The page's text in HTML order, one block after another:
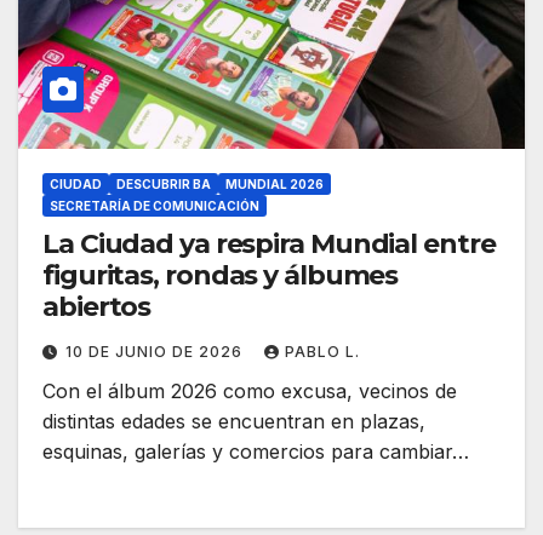
CIUDAD DESCUBRIR BA
MUNDIAL 2026
SECRETARÍA DE COMUNICACIÓN
La Ciudad ya respira Mundial entre
figuritas, rondas y álbumes
abiertos
10 DE JUNIO DE 2026 PABLO L.
Con el álbum 2026 como excusa, vecinos de
distintas edades se encuentran en plazas,
esquinas, galerías y comercios para cambiar…